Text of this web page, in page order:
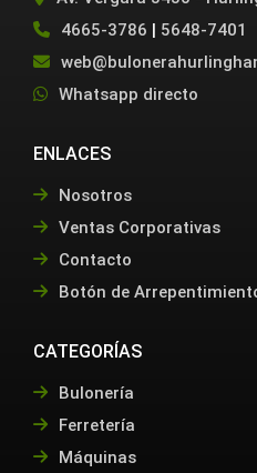
4665-3786 | 5648-7401
Whatsapp directo
ENLACES
Nosotros
Ventas Corporativas
Contacto
Botón de
CATEGORÍAS
Bulonería
Ferretería
Máquinas